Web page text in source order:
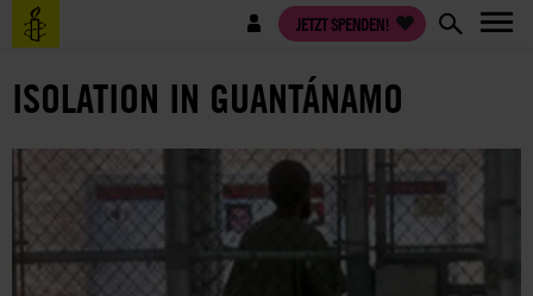
Direkt
zum
Benutzermenü JETZT SPENDEN!
ISOLATION IN GUANTÁNAMO